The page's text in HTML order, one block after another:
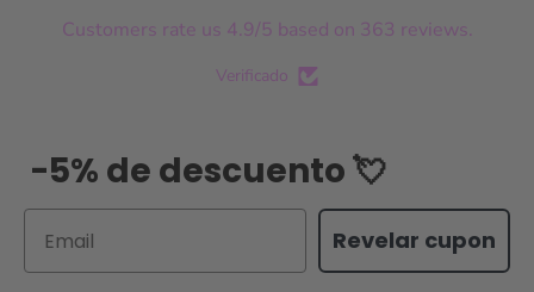
Customers rate us 4.9/5 based on 363 reviews.
Verificado
-5% de descuento 💘
Revelar cupon